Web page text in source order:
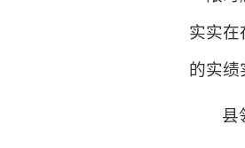
实实在
的实绩
县